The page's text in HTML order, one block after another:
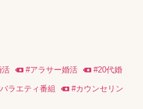
活 #アラサー婚活 #20代婚
バラエティ番組 #カウンセリン